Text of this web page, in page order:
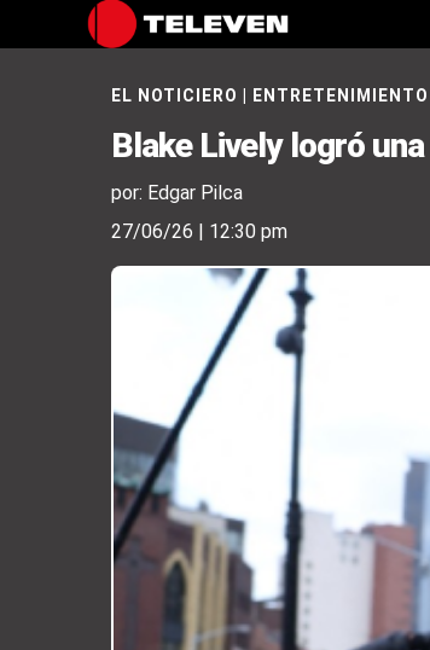
EL NOTICIERO ENTRETENIMIENTO
Blake Lively logró
por: Edgar Pilca
27/06/26 | 12:30 pm